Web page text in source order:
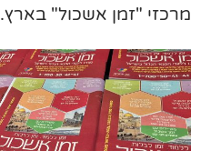
מרכזי "זמן אשכול" בארץ.